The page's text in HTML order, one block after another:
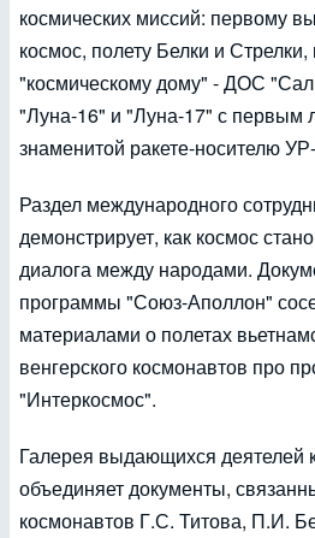
космических миссий: первому
космос, полету Белки и
"космическому дому" - ДОС
"Луна-16" и "Луна-17" с первым
знаменитой ракете-носителю
Раздел международного
демонстрирует, как космос
диалога между народами.
программы "Союз-Аполлон"
материалами о полетах
венгерского космонавтов про
"Интеркосмос".
Галерея выдающихся деятелей
объединяет документы,
космонавтов Г.С. Титова, П.И.